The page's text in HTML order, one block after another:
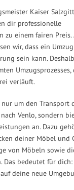
Kaiser
dir professionelle
zu einem fairen Preis.
wir, dass ein
sein kann.
verläuft.
um den Transport
Venlo, sondern
an. Dazu
deiner Möbel und
von Möbeln sowie
Das bedeutet für
deine neue